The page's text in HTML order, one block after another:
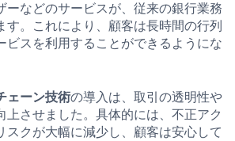
ーなどのサービスが、従来の銀行業務
す。これにより、顧客は長時間の行列
ビスを利用することができるようにな
ェーン技術の導入は、取引の透明性や
上させました。具体的には、不正アク
スクが大幅に減少し、顧客は安心して